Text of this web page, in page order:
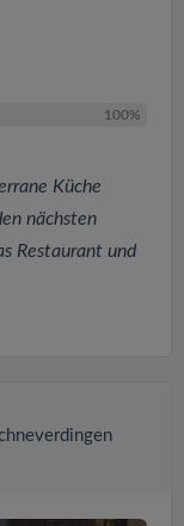
100%
Küche
nächsten
Restaurant und